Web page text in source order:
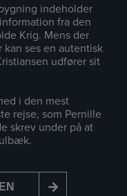
indeholder
fra den
Krig. Mens der
ses en autentisk
udfører sit
i den mest
rejse, som Pernille
skrev under på at